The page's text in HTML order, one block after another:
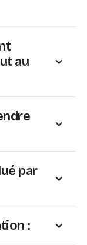
au
par
: